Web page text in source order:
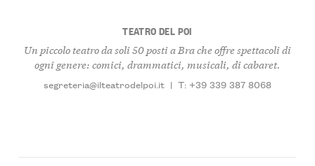
TEATRO DEL POI
Un piccolo teatro da soli 50 posti a Bra che offre spettacoli di
ogni genere: comici, drammatici, musicali, di cabaret.
segreteria@ilteatrodelpoi.it | T: +39 339 387 8068